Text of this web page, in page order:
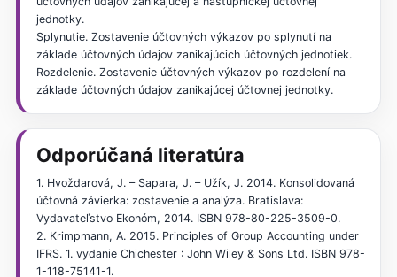
jednotky.
Splynutie. Zostavenie účtovných výkazov po splynutí na
základe účtovných údajov zanikajúcich účtovných jednotiek.
Rozdelenie. Zostavenie účtovných výkazov po rozdelení na
základe účtovných údajov zanikajúcej účtovnej jednotky.
Odporúčaná literatúra
1. Hvoždarová, J. – Sapara, J. – Užík, J. 2014. Konsolidovaná
účtovná závierka: zostavenie a analýza. Bratislava:
Vydavateľstvo Ekonóm, 2014. ISBN 978-80-225-3509-0.
2. Krimpmann, A. 2015. Principles of Group Accounting under
IFRS. 1. vydanie Chichester : John Wiley & Sons Ltd. ISBN 978-
1-118-75141-1.